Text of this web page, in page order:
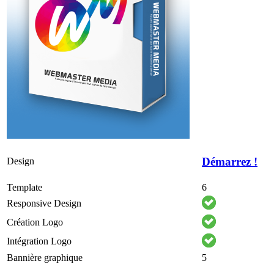
Design Démarrez !
Template
6
Responsive Design
Création Logo
Intégration Logo
Bannière graphique
5